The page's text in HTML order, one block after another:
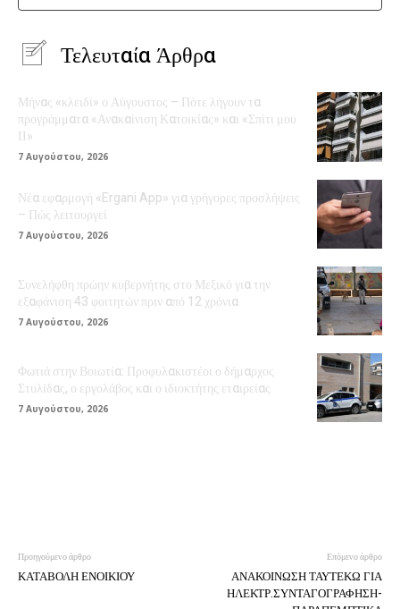
Τελευταία Άρθρα
Μήνας «κλειδί» ο Αύγουστος – Πότε λήγουν τα
προγράμματα «Ανακαίνιση Κατοικίας» και «Σπίτι μου
ΙΙ»
7 Αυγούστου, 2026
Νέα εφαρμογή «Ergani App» για γρήγορες προσλήψεις
– Πώς λειτουργεί
7 Αυγούστου, 2026
Συνελήφθη πρώην κυβερνήτης στο Μεξικό για την
εξαφάνιση 43 φοιτητών πριν από 12 χρόνια
7 Αυγούστου, 2026
Φωτιά στην Βοιωτία: Προφυλακιστέοι ο δήμαρχος
Στυλίδας, ο εργολάβος και ο ιδιοκτήτης εταιρείας
7 Αυγούστου, 2026
Προηγούμενο άρθρο
ΚΑΤΑΒΟΛΗ ΕΝΟΙΚΙΟΥ
Επόμενο άρθρο
ΑΝΑΚΟΙΝΩΣΗ ΤΑΥΤΕΚΩ ΓΙΑ
ΗΛΕΚΤΡ.ΣΥΝΤΑΓΟΓΡΑΦΗΣΗ-